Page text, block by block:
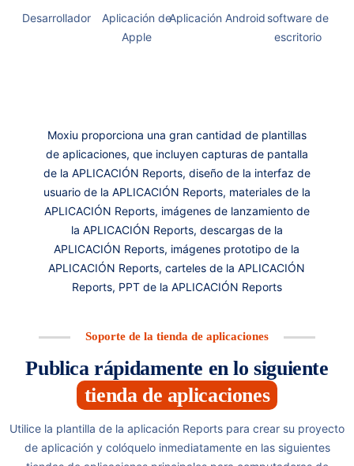
Desarrollador
Aplicación de
Apple
Aplicación Android software de
escritorio
Moxiu proporciona una gran cantidad de plantillas
de aplicaciones, que incluyen capturas de pantalla
de la APLICACIÓN Reports, diseño de la interfaz de
usuario de la APLICACIÓN Reports, materiales de la
APLICACIÓN Reports, imágenes de lanzamiento de
la APLICACIÓN Reports, descargas de la
APLICACIÓN Reports, imágenes prototipo de la
APLICACIÓN Reports, carteles de la APLICACIÓN
Reports, PPT de la APLICACIÓN Reports
Soporte de la tienda de aplicaciones
Publica rápidamente en lo siguiente
tienda de aplicaciones
Utilice la plantilla de la aplicación Reports para crear su proyecto
de aplicación y colóquelo inmediatamente en las siguientes